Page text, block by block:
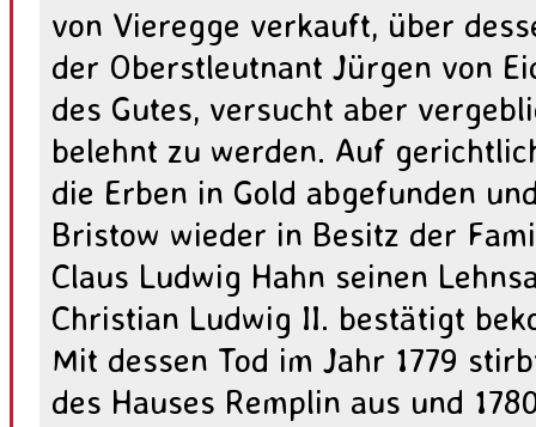
von Vieregge verkauft, über
der Oberstleutnant Jürgen von
des Gutes, versucht aber
belehnt zu werden. Auf
die Erben in Gold abgefunden
Bristow wieder in Besitz der
Claus Ludwig Hahn seinen
Christian Ludwig II. bestätigt
Mit dessen Tod im Jahr 1779
des Hauses Remplin aus und